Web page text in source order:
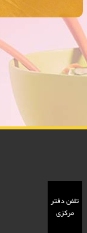
هواپیمای جیمبو 2000 فروش
تلفن دفتر
مرکزی